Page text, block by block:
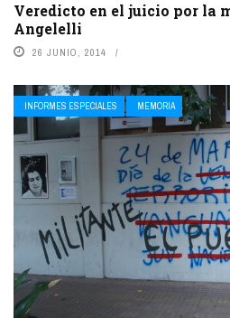
Veredicto en el juicio por la
Angelelli
26 JUNIO, 2014
INFORMES ESPECIALES MEMORIA